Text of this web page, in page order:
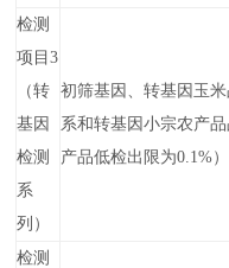
检测
项目3
（转
基因
检测
系
列）
初筛基因、转基因玉
系和转基因小宗农产
产品低检出限为0.1%）
检测